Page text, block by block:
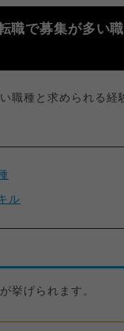
職で募集が多い
職種と求められる経
ル
挙げられます。